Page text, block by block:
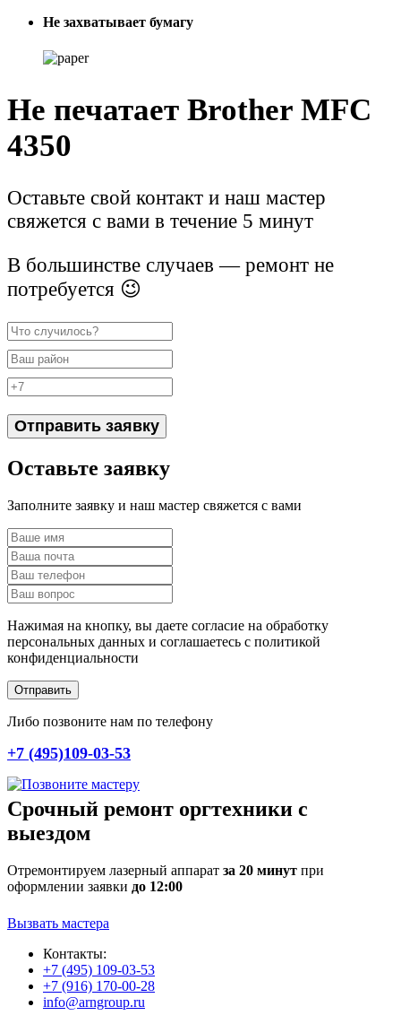
Не захватывает бумагу
Не печатает Brother MFC
4350
Оставьте свой контакт и наш мастер
свяжется с вами в течение 5 минут
В большинстве случаев — ремонт не
потребуется 😉
Отправить заявку
Оставьте заявку
Заполните заявку и наш мастер свяжется с вами
Нажимая на кнопку, вы даете согласие на обработку
персональных данных и соглашаетесь c политикой
конфиденциальности
Отправить
Либо позвоните нам по телефону
+7 (495)109-03-53
Срочный ремонт оргтехники с
выездом
Отремонтируем лазерный аппарат за 20 минут при
оформлении заявки до 12:00
Вызвать мастера
Контакты:
+7 (495) 109-03-53
+7 (916) 170-00-28
info@arngroup.ru